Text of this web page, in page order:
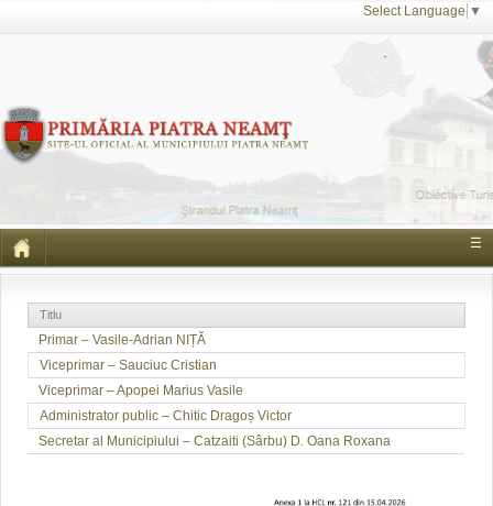
Select Language ▼
☰
Titlu
Primar – Vasile-Adrian NIȚĂ
Viceprimar – Sauciuc Cristian
Viceprimar – Apopei Marius Vasile
Administrator public – Chitic Dragoș Victor
Secretar al Municipiului – Catzaiti (Sârbu) D. Oana Roxana